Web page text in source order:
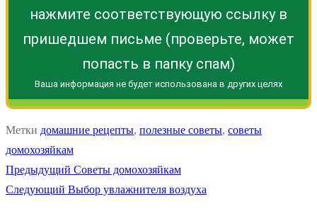
нажмите соответствующую ссылку в
пришедшем письме (проверьте, может
попасть в папку спам)
Ваша информация не будет использована в других целях
Метки домашние рецепты, полезные советы, советы
домохозяйкам
Навигация
Предыдущий Предыдущая
запись:
Советы домохозяйкам
Следующий Следующая
Выбор увлажнителя воздуха